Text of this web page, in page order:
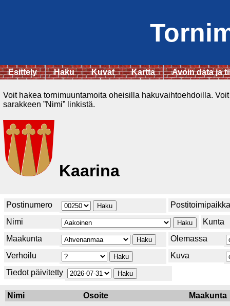
Esittely Haku Kuvat Kartta Avoin data ja
Voit hakea tornimuuntamoita oheisilla hakuvaihtoehdoilla.
sarakkeen ”Nimi” linkistä.
Kaarina
Postinumero
Postitoimipaikka
Nimi
Kunta
Maakunta
Olemassa
Verhoilu
Kuva
Tiedot päivitetty
Nimi Osoite
Maakunta